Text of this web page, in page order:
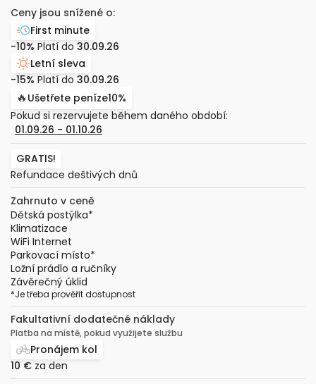
Ceny jsou snížené o:
First minute
-10% Platí do 30.09.26
Letní sleva
-15% Platí do 30.09.26
🔥 Ušetřete peníze10%
Pokud si rezervujete během daného období:
01.09.26 − 01.10.26
GRATIS!
Refundace deštivých dnů
Zahrnuto v ceně
Dětská postýlka*
Klimatizace
WiFi Internet
Parkovací místo*
Ložní prádlo a ručníky
Závěrečný úklid
*Je třeba prověřit dostupnost
Fakultativní dodatečné náklady
Platba na místě, pokud využijete službu
Pronájem kol
10 € za den